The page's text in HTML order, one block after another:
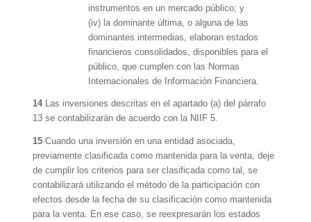
instrumentos en un mercado público; y
(iv) la dominante última, o alguna de las
dominantes intermedias, elaboran estados
financieros consolidados, disponibles para el
público, que cumplen con las Normas
Internacionales de Información Financiera.
14Las inversiones descritas en el apartado (a) del párrafo
13 se contabilizarán de acuerdo con la NIIF 5.
15 Cuando una inversión en una entidad asociada,
previamente clasificada como mantenida para la venta, deje
de cumplir los criterios para ser clasificada como tal, se
contabilizará utilizando el método de la participación con
efectos desde la fecha de su clasificación como mantenida
para la venta. En ese caso, se reexpresarán los estados